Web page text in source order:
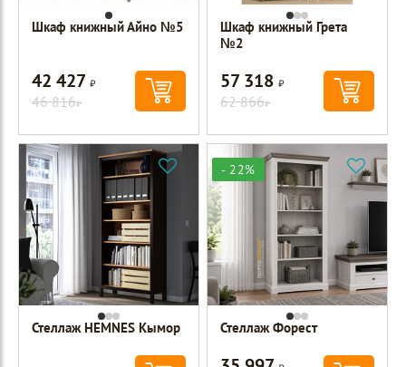
Шкаф книжный Айно №5
42 427Р
46 816Р
Шкаф книжный Грета
№2
57 318Р
62 866Р
Стеллаж HEMNES Кымор
- 22%
Стеллаж Форест